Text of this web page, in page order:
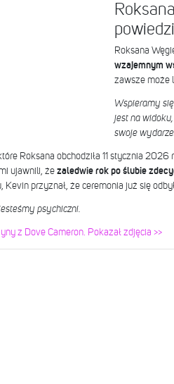
Roksana
wzajemnym
zawsze może
Wspieramy
jest na
swoje
Roksana obchodziła 11 stycznia
ujawnili, że zaledwie rok po ślubie
przyznał, że ceremonia już się
psychiczni.
z Dove Cameron. Pokazał zdjęcia >>